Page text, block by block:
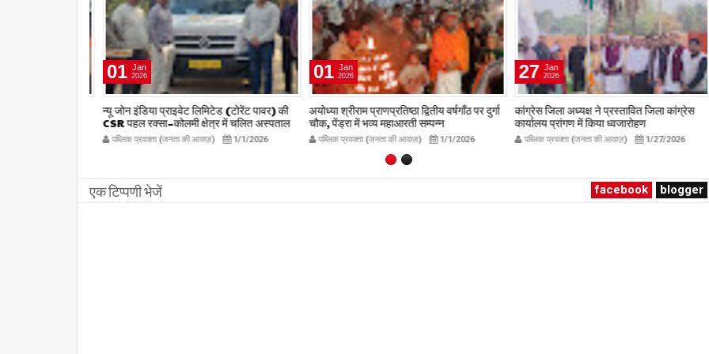
01 Jan
2026
न्यू जोन इंडिया प्राइवेट लिमिटेड (टोरेंट पावर) की
CSR पहल रक्सा–कोलमी क्षेत्र में चलित अस्पताल
एम्बुलेंस सेवा का शुभारंभ
publicpravakta.com
पब्लिक प्रवक्ता (जनता की आवाज़) 1/1/2026
01 Jan
2026
अयोध्या श्रीराम प्राणप्रतिष्ठा द्वितीय वर्षगाँठ पर दुर्गा
चौक, पेंड्रा में भव्य महाआरती सम्पन्न
publicpravakta.com
पब्लिक प्रवक्ता (जनता की आवाज़) 1/1/2026
27 Jan
2026
कांग्रेस जिला अध्यक्ष ने प्रस्तावित जिला कांग्रेस
कार्यालय प्रांगण में किया ध्वजारोहण
publicpravakta.com
पब्लिक प्रवक्ता (जनता की आवाज़) 1/27/2026
एक टिप्पणी भेजें facebook blogger